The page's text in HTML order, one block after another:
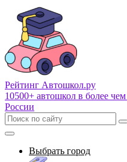
Рейтинг Автошкол.ру
10500+ автошкол в более
России
Выбрать город